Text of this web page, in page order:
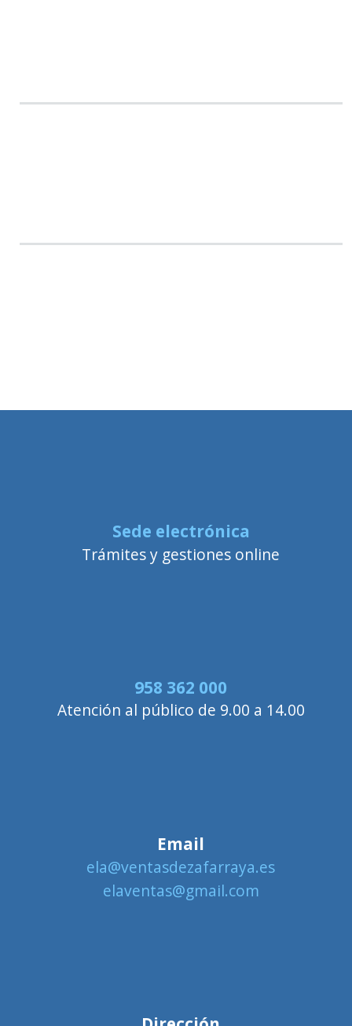
Sede electrónica
Trámites y gestiones online
958 362 000
Atención al público de 9.00 a 14.00
Email
ela@ventasdezafarraya.es
elaventas@gmail.com